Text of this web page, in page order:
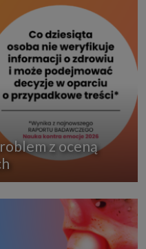
z oceną